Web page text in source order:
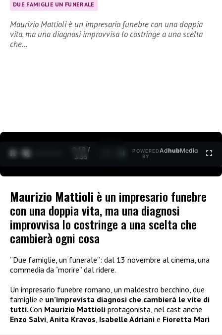
DUE FAMIGLIE UN FUNERALE
Maurizio Mattioli è un impresario funebre con una doppia
vita, ma una diagnosi improvvisa lo costringe a una scelta
che…
0:19 /
3:35
POWERED
BY
AdhubMedia
Maurizio Mattioli è un impresario funebre
con una doppia vita, ma una diagnosi
improvvisa lo costringe a una scelta che
cambierà ogni cosa
“Due famiglie, un funerale”: dal 13 novembre al cinema, una
commedia da “morire” dal ridere.
Un impresario funebre romano, un maldestro becchino, due
famiglie e un’imprevista diagnosi che cambierà le vite di
tutti. Con Maurizio Mattioli protagonista, nel cast anche
Enzo Salvi, Anita Kravos, Isabelle Adriani e Fioretta Mari